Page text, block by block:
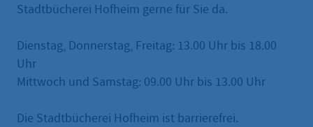
Stadtbücherei Hofheim gerne für Sie da.
Dienstag, Donnerstag, Freitag: 13.00 Uhr bis 18.00
Uhr
Mittwoch und Samstag: 09.00 Uhr bis 13.00 Uhr
Die Stadtbücherei Hofheim ist barrierefrei.